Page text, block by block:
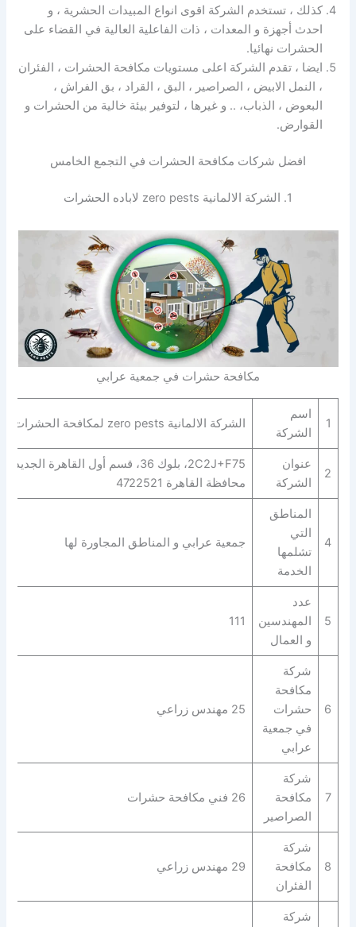
كذلك ، تستخدم الشركة اقوى انواع المبيدات الحشرية ، و
احدث أجهزة و المعدات ، ذات الفاعلية العالية في القضاء على
الحشرات نهائيا.
ايضا ، تقدم الشركة اعلى مستويات مكافحة الحشرات ، الفئران
، النمل الابيض ، الصراصير ، البق ، القراد ، بق الفراش ،
البعوض ، الذباب، .. و غيرها ، لتوفير بيئة خالية من الحشرات و
القوارض.
افضل شركات مكافحة الحشرات في التجمع الخامس
1. الشركة الالمانية zero pests لاباده الحشرات
مكافحة حشرات في جمعية عرابي
1
اسم
الشركة
الشركة الالمانية zero pests لمكافحة الحشرات
2
عنوان
الشركة
2C2J+F75، بلوك 36، قسم أول القاهرة الجديدة،
محافظة القاهرة‬ 4722521
4
المناطق
التي
تشلمها
الخدمة
جمعية عرابي و المناطق المجاورة لها
5
عدد
المهندسين
و العمال
111
6
شركة
مكافحة
حشرات
في جمعية
عرابي
25 مهندس زراعي
7
شركة
مكافحة
الصراصير
26 فني مكافحة حشرات
8
شركة
مكافحة
الفئران
29 مهندس زراعي
شركة